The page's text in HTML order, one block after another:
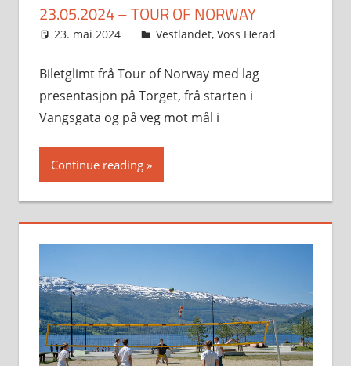
23.05.2024 – TOUR OF NORWAY
23. mai 2024 Svein
Vestlandet, Voss Herad
Biletglimt frå Tour of Norway med lag
presentasjon på Torget, frå starten i
Vangsgata og på veg mot mål i
Continue reading